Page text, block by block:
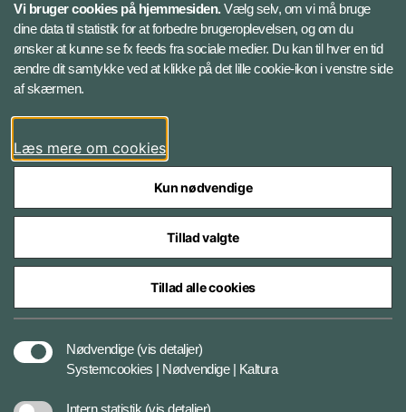
Instagram
Bluesky
LinkedIn
Styrelser og myndigheder under Forsvarsministeriet
Vi bruger cookies på hjemmesiden.Vælg selv, om vi må bruge
dine data til statistik for at forbedre brugeroplevelsen, og om du
ønsker at kunne se fx feeds fra sociale medier. Du kan til hver en tid
ændre dit samtykke ved at klikke på det lille cookie-ikon i venstre side
af skærmen.
Læs mere om cookies
Kun nødvendige
Tillad valgte
Tillad alle cookies
Nødvendige (vis detaljer)
Systemcookies | Nødvendige | Kaltura
Intern statistik (vis detaljer)